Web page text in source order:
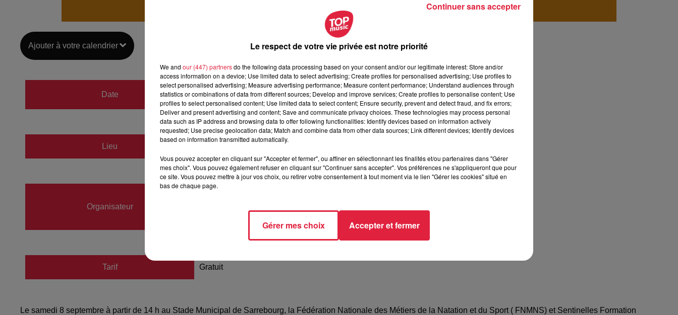
Ajouter à votre calendrier
Date
du8 septembre 2018 à 0h00
au8 septembre 2018 à 0h00
Lieu
Organisateur
Laurie LEGROS
tribulegros@yahoo.fr
Tarif Gratuit
Le samedi 8 septembre à partir de 14 h au Stade Municipal de Sarrebourg, la Fédération Nationale des Métiers de la Natation et du Sport ( FNMNS) et Sentinelles Formation
Le respect de votre vie privée est notre priorité
We and our (447) partnersdo the following data processing based on your consent and/or our legitimate interest: Store and/or
access information on a device; Use limited data to select advertising; Create profiles for personalised advertising; Use profiles to
select personalised advertising; Measure advertising performance; Measure content performance; Understand audiences through
statistics or combinations of data from different sources; Develop and improve services; Create profiles to personalise content; Use
profiles to select personalised content; Use limited data to select content; Ensure security, prevent and detect fraud, and fix errors;
Deliver and present advertising and content; Save and communicate privacy choices. These technologies may process personal
data such as IP address and browsing data to offer following functionalities: Identify devices based on information actively
requested; Use precise geolocation data; Match and combine data from other data sources; Link different devices; Identify devices
based on information transmitted automatically.
Vous pouvez accepter en cliquant sur "Accepter et fermer", ou affiner en sélectionnant les finalités et/ou partenaires dans "Gérer
mes choix". Vous pouvez également refuser en cliquant sur "Continuer sans accepter". Vos préférences ne s'appliqueront que pour
ce site. Vous pouvez mettre à jour vos choix, ou retirer votre consentement à tout moment via le lien "Gérer les cookies" situé en
bas de chaque page.
Gérer mes choix Accepter et fermer
Continuer sans accepter